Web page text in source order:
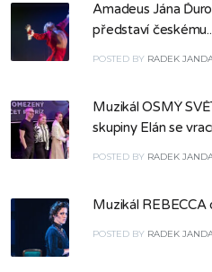
Amadeus Jána
představí
POSTED BY RADEK
Muzikál OSMÝ
skupiny Elán se
POSTED BY RADEK
Muzikál REBECCA
POSTED BY RADEK